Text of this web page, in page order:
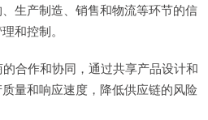
生产制造、销售和物流等环节的信
和控制。
合作和协同，通过共享产品设计和
量和响应速度，降低供应链的风险